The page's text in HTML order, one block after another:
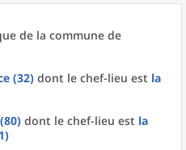
de la commune de
(32) dont le chef-lieu est la
dont le chef-lieu est la